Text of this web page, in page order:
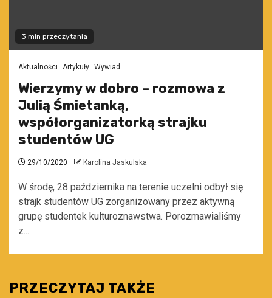
3 min przeczytania
Aktualności Artykuły Wywiad
Wierzymy w dobro – rozmowa z
Julią Śmietanką,
współorganizatorką strajku
studentów UG
29/10/2020 Karolina Jaskulska
W środę, 28 października na terenie uczelni odbył się
strajk studentów UG zorganizowany przez aktywną
grupę studentek kulturoznawstwa. Porozmawialiśmy
z...
PRZECZYTAJ TAKŻE